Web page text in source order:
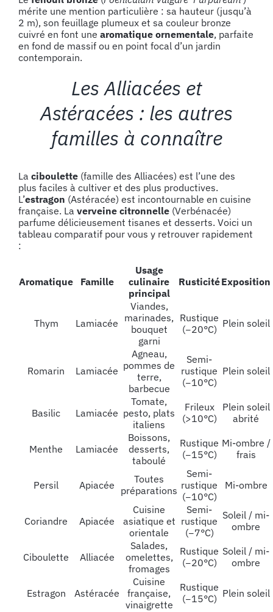
mérite une mention particulière : sa hauteur (jusqu’à
2 m), son feuillage plumeux et sa couleur bronze
cuivré en font une aromatique ornementale, parfaite
en fond de massif ou en point focal d’un jardin
contemporain.
Les Alliacées et
Astéracées : les autres
familles à connaître
La ciboulette (famille des Alliacées) est l’une des
plus faciles à cultiver et des plus productives.
L’estragon (Astéracée) est incontournable en cuisine
française. La verveine citronnelle (Verbénacée)
parfume délicieusement tisanes et desserts. Voici un
tableau comparatif pour vous y retrouver rapidement
:
Aromatique Famille
Usage
culinaire
principal
RusticitéExposition
Thym Lamiacée
Viandes,
marinades,
bouquet
garni
Rustique
(−20°C) Plein soleil
Romarin Lamiacée
Agneau,
pommes de
terre,
barbecue
Semi-
rustique
(−10°C)
Plein soleil
Basilic Lamiacée
Tomate,
pesto, plats
italiens
Frileux
(>10°C)
Plein soleil
abrité
Menthe Lamiacée
Boissons,
desserts,
taboulé
Rustique
(−15°C)
Mi-ombre /
frais
Persil Apiacée
Toutes
préparations
Semi-
rustique
(−10°C)
Mi-ombre
Coriandre Apiacée
Cuisine
asiatique et
orientale
Semi-
rustique
(−7°C)
Soleil / mi-
ombre
Ciboulette Alliacée
Salades,
omelettes,
fromages
Rustique
(−20°C)
Soleil / mi-
ombre
Estragon Astéracée
Cuisine
française,
vinaigrette
Rustique
(−15°C) Plein soleil